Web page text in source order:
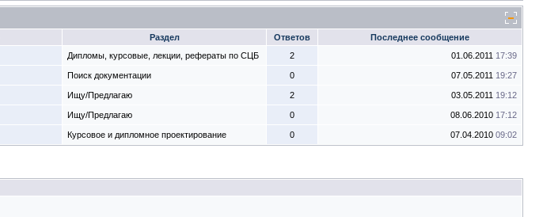
Раздел Ответов Последнее сообщение
Дипломы, курсовые, лекции, рефераты по СЦБ 2 01.06.2011 17:39
Поиск документации 0 07.05.2011 19:27
Ищу/Предлагаю 2 03.05.2011 19:12
Ищу/Предлагаю 0 08.06.2010 17:12
Курсовое и дипломное проектирование 0 07.04.2010 09:02